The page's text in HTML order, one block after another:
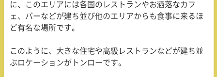
に、このエリアには各国のレストランやお洒落なカフ
ェ、バーなどが建ち並び他のエリアからも食事に来るほ
ど有名な場所です。
このように、大きな住宅や高級レストランなどが建ち並
ぶロケーションがトンローです。